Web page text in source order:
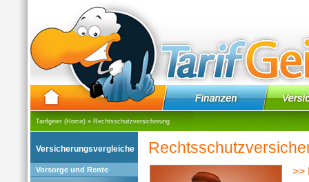
Tarifgeier (Home) » Rechtsschutzversicherung
Versicherungsvergleiche
Vorsorge und Rente
>>